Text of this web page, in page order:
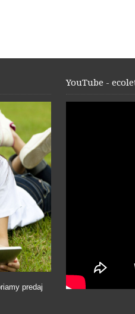
predaj
YouTube -